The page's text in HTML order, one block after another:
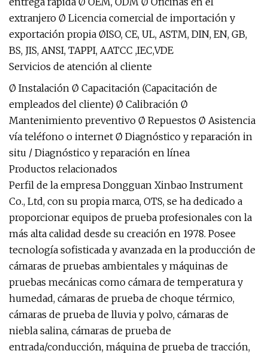
extranjero Ø Licencia comercial de importación y
exportación propia ØISO, CE, UL, ASTM, DIN, EN, GB,
BS, JIS, ANSI, TAPPI, AATCC ,IEC,VDE
Servicios de atención al cliente
Ø Instalación Ø Capacitación (Capacitación de
empleados del cliente) Ø Calibración Ø
Mantenimiento preventivo Ø Repuestos Ø Asistencia
vía teléfono o internet Ø Diagnóstico y reparación in
situ / Diagnóstico y reparación en línea
Productos relacionados
Perfil de la empresa Dongguan Xinbao Instrument
Co., Ltd, con su propia marca, OTS, se ha dedicado a
proporcionar equipos de prueba profesionales con la
más alta calidad desde su creación en 1978. Posee
tecnología sofisticada y avanzada en la producción de
cámaras de pruebas ambientales y máquinas de
pruebas mecánicas como cámara de temperatura y
humedad, cámaras de prueba de choque térmico,
cámaras de prueba de lluvia y polvo, cámaras de
niebla salina, cámaras de prueba de
entrada/conducción, máquina de prueba de tracción,